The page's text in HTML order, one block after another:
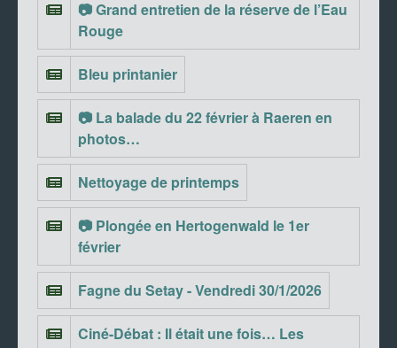
📷 Grand entretien de la réserve de l’Eau
Rouge
Bleu printanier
📷 La balade du 22 février à Raeren en
photos…
Nettoyage de printemps
📷 Plongée en Hertogenwald le 1er
février
Fagne du Setay - Vendredi 30/1/2026
Ciné-Débat : Il était une fois… Les